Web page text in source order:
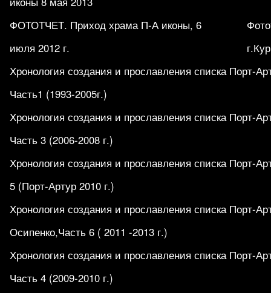
ФОТОТЧЕТ. Приход храма П-А иконы, 6
июля 2012 г.
Хронология создания и прославления списка Порт-
Часть1 (1993-2005г.)
Хронология создания и прославления списка Порт-
Часть 3 (2006-2008 г.)
Хронология создания и прославления списка Порт-
5 (Порт-Артур 2010 г.)
Хронология создания и прославления списка Порт-
Осипенко,Часть 6 ( 2011 -2013 г.)
Хронология создания и прославления списка Порт-
Часть 4 (2009-2010 г.)